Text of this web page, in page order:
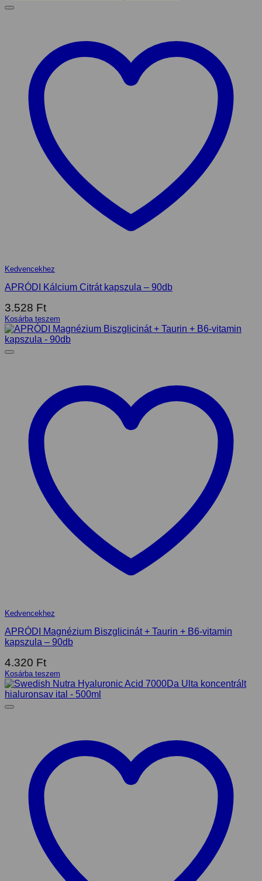
Kedvencekhez
APRÓDI Kálcium Citrát kapszula – 90db
3.528 Ft
Kosárba teszem
Kedvencekhez
APRÓDI Magnézium Biszglicinát + Taurin + B6-vitamin
kapszula – 90db
4.320 Ft
Kosárba teszem